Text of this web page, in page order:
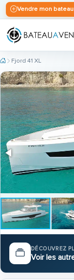
Vendre mon bateau
Fjord 41 XL
DÉCOUVREZ
Voir les